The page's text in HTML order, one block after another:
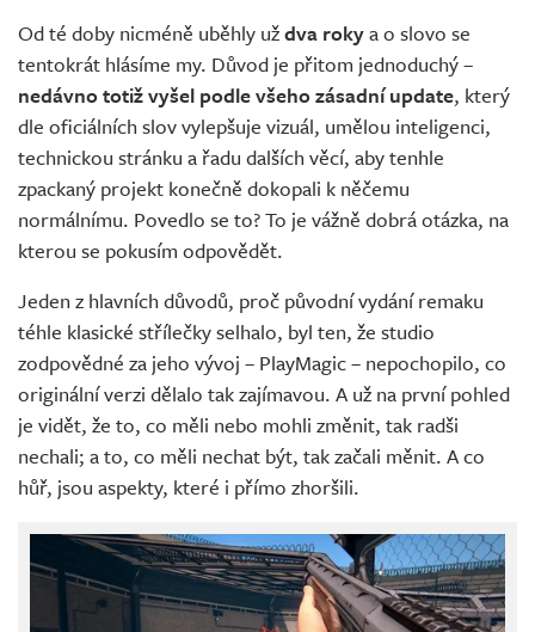
Od té doby nicméně uběhly uždva rokya o slovo se
tentokrát hlásíme my. Důvod je přitom jednoduchý –
nedávno totiž vyšel podle všeho zásadní update, který
dle oficiálních slov vylepšuje vizuál, umělou inteligenci,
technickou stránku a řadu dalších věcí, aby tenhle
zpackaný projekt konečně dokopali k něčemu
normálnímu. Povedlo se to? To je vážně dobrá otázka, na
kterou se pokusím odpovědět.
Jeden z hlavních důvodů, proč původní vydání remaku
téhle klasické střílečky selhalo, byl ten, že studio
zodpovědné za jeho vývoj – PlayMagic – nepochopilo, co
originální verzi dělalo tak zajímavou. A už na první pohled
je vidět, že to, co měli nebo mohli změnit, tak radši
nechali; a to, co měli nechat být, tak začali měnit. A co
hůř, jsou aspekty, které i přímo zhoršili.